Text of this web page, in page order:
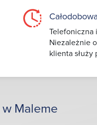
Telefoniczna
Niezależnie
klienta służy
Maleme